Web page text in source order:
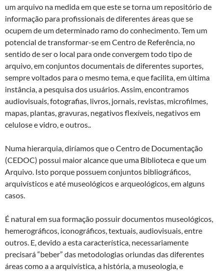
um arquivo na medida em que este se torna um repositório de
informação para profissionais de diferentes áreas que se
ocupem de um determinado ramo do conhecimento. Tem um
potencial de transformar-se em Centro de Referência, no
sentido de ser o local para onde convergem todo tipo de
arquivo, em conjuntos documentais de diferentes suportes,
sempre voltados para o mesmo tema, e que facilita, em última
instância, a pesquisa dos usuários. Assim, encontramos
audiovisuais, fotografias, livros, jornais, revistas, microfilmes,
mapas, plantas, gravuras, negativos flexíveis, negativos em
celulose e vidro, e outros..
Numa hierarquia, diríamos que o Centro de Documentação
(CEDOC) possui maior alcance que uma Biblioteca e que um
Arquivo. Isto porque possuem conjuntos bibliográficos,
arquivísticos e até museológicos e arqueológicos, em alguns
casos.
É natural em sua formação possuir documentos museológicos,
hemerográficos, iconográficos, textuais, audiovisuais, entre
outros. E, devido a esta característica, necessariamente
precisará “beber” das metodologias oriundas das diferentes
áreas como a a arquivística, a história, a museologia, e